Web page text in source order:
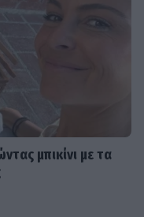
μπικίνι με τα